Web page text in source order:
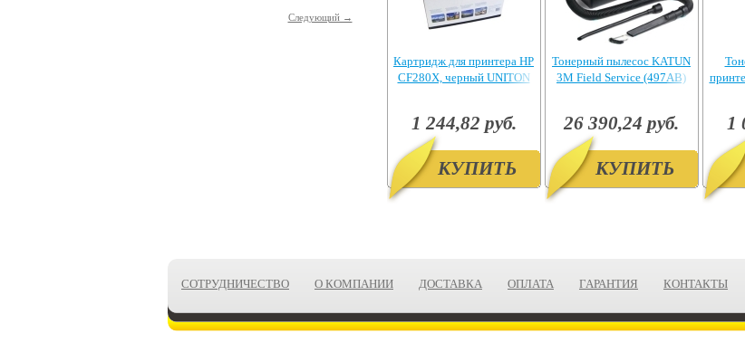
Следующий →
Картридж для принтера HP
CF280X, черный UNITON
1 244,82 руб.
КУПИТЬ
Тонерный пылесос KATUN
3M Field Service (497AB)
26 390,24 руб.
КУПИТЬ
1
СОТРУДНИЧЕСТВО О КОМПАНИИ ДОСТАВКА ОПЛАТА ГАРАНТИЯ КОНТАКТЫ